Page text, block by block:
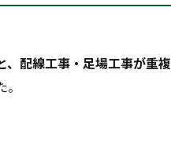
、配線工事・足場工事が重複